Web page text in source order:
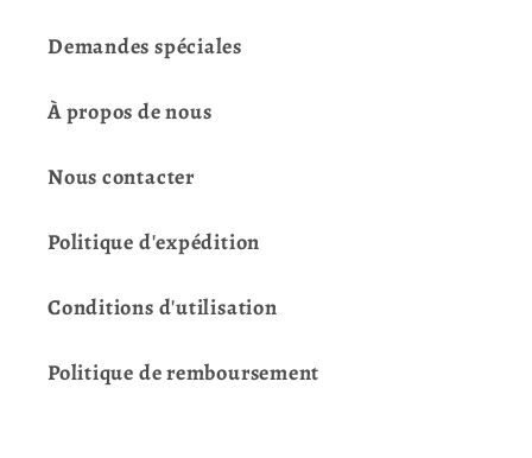
Demandes spéciales
À propos de nous
Nous contacter
Politique d'expédition
Conditions d'utilisation
Politique de remboursement